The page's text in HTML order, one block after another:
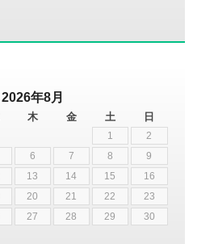
2026年8月
木 金 土 日
1
2
6 7 8
9
13 14 15
16
20 21 22
23
27 28 29
30